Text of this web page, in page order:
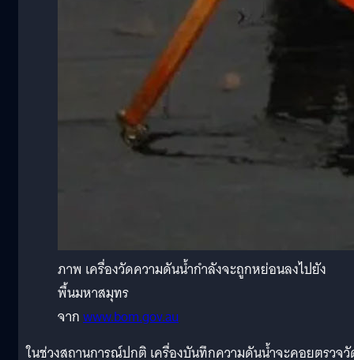
ภาพ เครื่องวัดความดันน้ำกำลังจะถูกหย่อนลงไปยัง
พื้นมหาสมุทร
จากwww.bom.gov.au
ในช่วงสถานการณ์ปกติ เครื่องบันทึกความดันน้ำจะคอยตรวจ